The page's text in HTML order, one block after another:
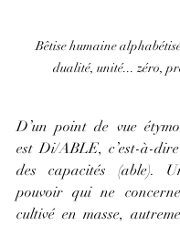
Bêtise humaine
dualité, unité... zéro,
D’un point de vue
est Di/ABLE, c’est-à-
des capacités (able).
pouvoir qui ne
cultivé en masse,